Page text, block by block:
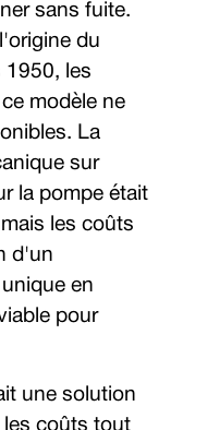
sans fuite.
du
1950, les
modèle ne
La
sur
la pompe était
les coûts
d'un
en
pour
une solution
les coûts tout